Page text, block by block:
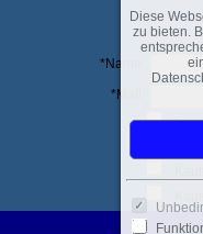
*Name
*Mail
Diese
zu bieten.